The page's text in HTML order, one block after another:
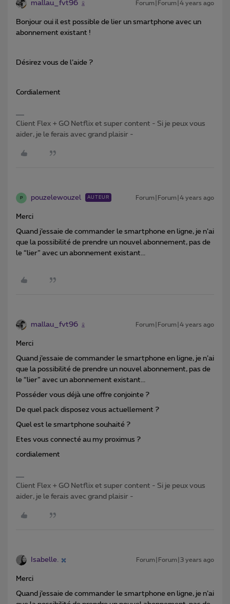
mallau_fvt96 Forum|Forum|4 years ago
Bonjour oui il est possible de lier un smartphone avec un
abonnement existant !
Désirez vous de l’aide ?
Cordialement
Client Flex + GO Netflix et super content - Si je peux vous
aider, je le ferais avec grand plaisir -
P pouzelewouzel AUTEUR Forum|Forum|4 years ago
Merci
Quand j’essaie de commander le smartphone en ligne, je n’ai
que la possibilité de prendre un nouvel abonnement, pas de
le “lier” avec un abonnement existant...
mallau_fvt96 Forum|Forum|4 years ago
Merci
Quand j’essaie de commander le smartphone en ligne, je n’ai
que la possibilité de prendre un nouvel abonnement, pas de
le “lier” avec un abonnement existant...
Posséder vous déjà une offre conjointe ?
De quel pack disposez vous actuellement ?
Quel est le smartphone souhaité ?
Etes vous connecté au my proximus ?
cordialement
Client Flex + GO Netflix et super content - Si je peux vous
aider, je le ferais avec grand plaisir -
Isabelle. Forum|Forum|3 years ago
Merci
Quand j’essaie de commander le smartphone en ligne, je n’ai